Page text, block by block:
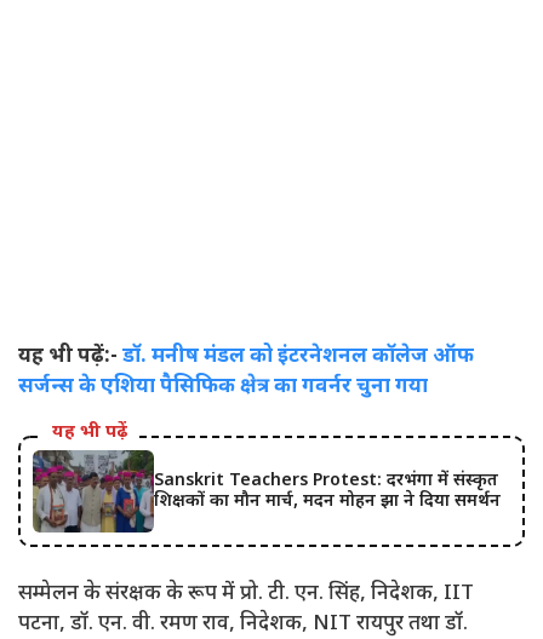
यह भी पढ़ें:- डॉ. मनीष मंडल को इंटरनेशनल कॉलेज ऑफ
सर्जन्स के एशिया पैसिफिक क्षेत्र का गवर्नर चुना गया
यह भी पढ़ें
Sanskrit Teachers Protest: दरभंगा में संस्कृत
शिक्षकों का मौन मार्च, मदन मोहन झा ने दिया समर्थन
सम्मेलन के संरक्षक के रूप में प्रो. टी. एन. सिंह, निदेशक, IIT
पटना, डॉ. एन. वी. रमण राव, निदेशक, NIT रायपुर तथा डॉ.